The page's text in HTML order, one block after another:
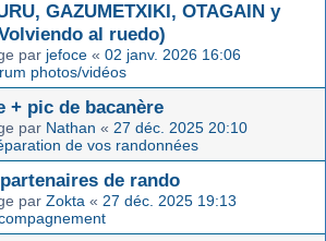
GAZUMETXIKI, OTAGAIN y
al ruedo)
par jefoce « 02 janv. 2026 16:06
photos/vidéos
+ pic de bacanère
par Nathan « 27 déc. 2025 20:10
de vos randonnées
de rando
par Zokta « 27 déc. 2025 19:13